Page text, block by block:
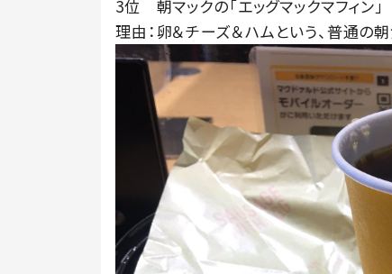
3位 朝マックの「エッグマックマフィン」
理由：卵＆チーズ＆ハムという、普通の